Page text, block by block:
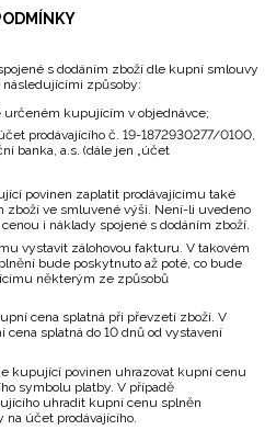
s dodáním zboží dle kupní smlouvy
způsoby:
určeném kupujícím v objednávce;
prodávajícího č. 19-1872930277/0100,
banka, a.s. (dále jen „účet
povinen zaplatit prodávajícímu také
zboží ve smluvené výši. Není-li uvedeno
i náklady spojené s dodáním zboží.
vystavit zálohovou fakturu. V takovém
bude poskytnuto až poté, co bude
některým ze způsobů
cena splatná při převzetí zboží. V
splatná do 10 dnů od vystavení
kupující povinen uhrazovat kupní cenu
symbolu platby. V případě
uhradit kupní cenu splněn
účet prodávajícího.